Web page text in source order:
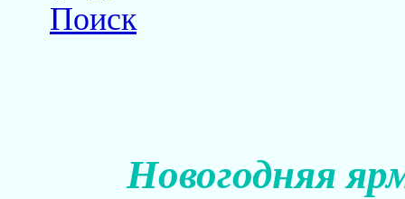
Поиск
Новогодняя